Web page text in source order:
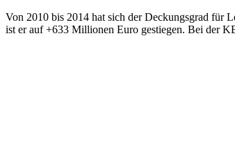
Von 2010 bis 2014 hat sich der Deckungsgrad für
ist er auf +633 Millionen Euro gestiegen. Bei der